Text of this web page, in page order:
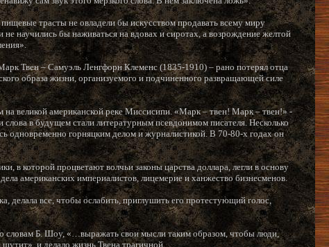
трасты не овладели бы искусством продавать всему миру
не научились бы наживаться на вдовах и сиротах, а возрождение желтой
Твен – Самуэль Ленгфорн Клеменс (1835-1910) – рано потерял отца
образа жизни, организуемого и подчиненного развращающей силе
великой американской реке Миссисипи. «Марк – твен! Марк – твен!» -
в будущем стали литературным псевдонимом писателя. Несколько
одновременно горняцким делом и журналистикой. В 70-80-х годах он
которой процветают волчьи законы царства доллара, легли в основу
американских империалистов, лицемерие и ханжество бизнесменов.
делала все, чтобы ослабить, приглушить его протестующий голос,
словам Б. Шоу, «…выражать свои мысли таким образом, чтобы люди,
и делало жизнь Твена трагичной.